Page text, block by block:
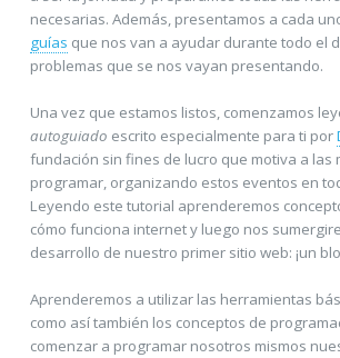
necesarias. Además, presentamos a cada
guías que nos van a ayudar durante todo el
problemas que se nos vayan presentando.
Una vez que estamos listos, comenzamos
autoguiado escrito especialmente para ti por
fundación sin fines de lucro que motiva a las
programar, organizando estos eventos en
Leyendo este tutorial aprenderemos
cómo funciona internet y luego nos
desarrollo de nuestro primer sitio web: ¡un
Aprenderemos a utilizar las herramientas
como así también los conceptos de
comenzar a programar nosotros mismos